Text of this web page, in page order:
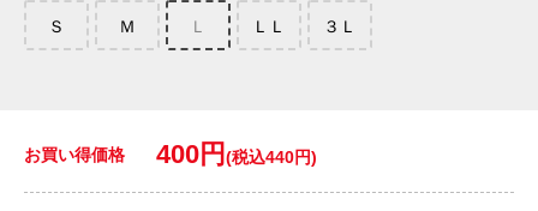
Ｓ Ｍ Ｌ ＬＬ ３Ｌ
お買い得価格 400円 (税込440円)